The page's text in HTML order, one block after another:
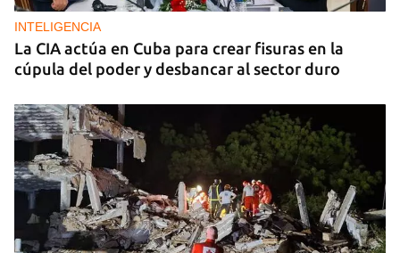
INTELIGENCIA
La CIA actúa en Cuba para crear fisuras en la
cúpula del poder y desbancar al sector duro